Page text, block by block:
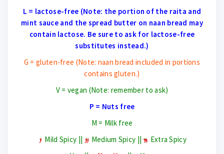
L = lactose-free (Note: the portion of the raita and
mint sauce and the spread butter on naan bread may
contain lactose. Be sure to ask for lactose-free
substitutes instead.)
G = gluten-free (Note: naan bread included in portions
contains gluten.)
V = vegan (Note: remember to ask)
P = Nuts free
M = Milk free
Mild Spicy ||
Medium Spicy ||
Extra Spicy